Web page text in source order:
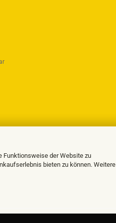
Funktionsweise der Website zu
bieten zu können. Weitere